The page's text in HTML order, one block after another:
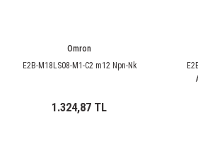
Omron
E2B-M18LS08-M1-C2 m12 Npn-Nk
1.324,87 TL